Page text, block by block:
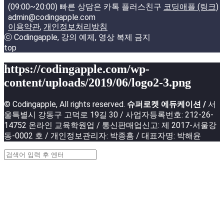
(09:00~20:00) 빠른 상담은 카톡 플러스친구 코딩애플 (링크)
admin@codingapple.com
이용약관, 개인정보처리방침
ⓒ Codingapple, 강의 예제, 영상 복제 금지
top
https://codingapple.com/wp-
content/uploads/2019/06/logo2-3.png
© Codingapple, All rights reserved. 슈퍼로켓 에듀케이션 / 서
울특별시 강동구 고덕로 19길 30 / 사업자등록번호: 212-26-
14752 온라인 교육학원업 / 통신판매업신고: 제 2017-서울강
동-0002 호 / 개인정보관리자: 박종흠 / 대표자명: 박해윤